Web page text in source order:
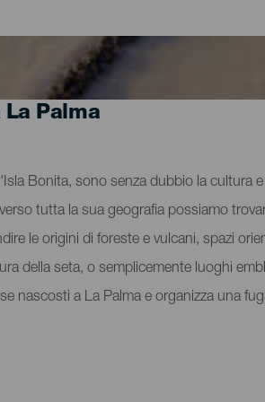
Palma
Bonita, sono senza dubbio la cultura
tutta la sua geografia possiamo
le origini di foreste e vulcani, spazi
della seta, o semplicemente luoghi
nascosti a La Palma e organizza una